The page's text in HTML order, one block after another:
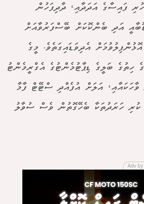
ފައިސާގެ އަދަދާއި، ދާދިފަހުން
އަދި ބެންކޮކަށް ބޭސްފަރުވާއަށް
އެދިވަޑައިގަތެވެ. މީގެ
ހިތުގެ ބަލީގެ ޑިޕާޓުމެންޓުގެ އެގްރީމެންޓު
އަލަށް އުފެއްދި ސްޓޭޓް ފާމާ
ހަރަދުތަކާ ބެހޭގޮތުން ވެސް ސުވާލު
Adv